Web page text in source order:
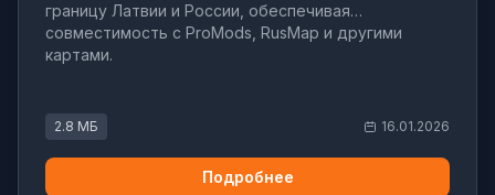
границу Латвии и России, обеспечивая
совместимость с ProMods, RusMap и другими
картами.
2.8 МБ 16.01.2026
Подробнее